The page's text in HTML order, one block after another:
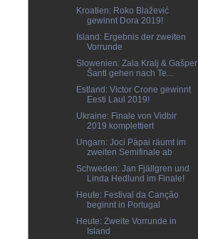
Kroatien: Roko Blažević
gewinnt Dora 2019!
Island: Ergebnis der zweiten
Vorrunde
Slowenien: Zala Kralj & Gašper
Šantl gehen nach Te...
Estland: Victor Crone gewinnt
Eesti Laul 2019!
Ukraine: Finale von Vidbir
2019 komplettiert
Ungarn: Joci Pápai räumt im
zweiten Semifinale ab
Schweden: Jan Fjällgren und
Linda Hedlund im Finale!
Heute: Festival da Canção
beginnt in Portugal
Heute: Zweite Vorrunde in
Island